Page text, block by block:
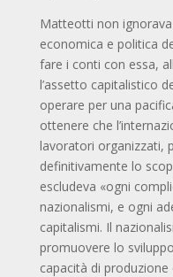
Matteotti non
economica e politica
fare i conti con essa,
l’assetto capitalistico
operare per una
ottenere che
lavoratori organizzati,
definitivamente lo
escludeva «ogni
nazionalismi, e ogni
capitalismi. Il
promuovere lo
capacità di